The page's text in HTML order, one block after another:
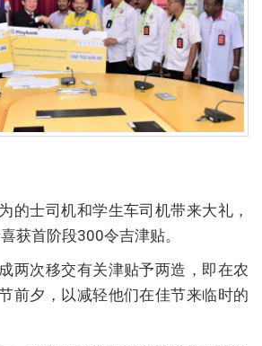
的士司机和学生车司机带来大礼，
获首阶段300令吉津贴。
两次移交有关津贴予两造，即在农
前夕，以减轻他们在佳节来临时的